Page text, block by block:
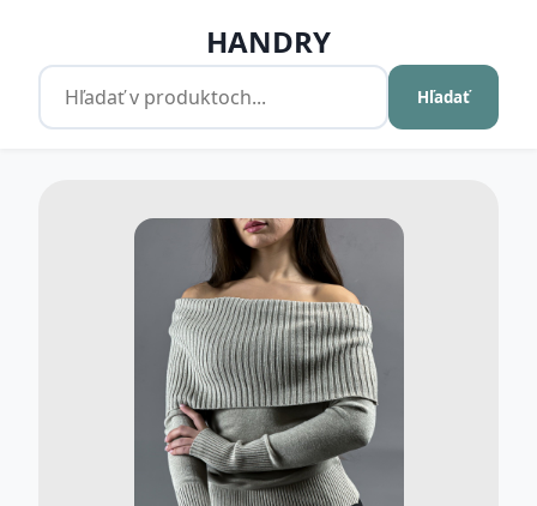
HANDRY
Hľadať